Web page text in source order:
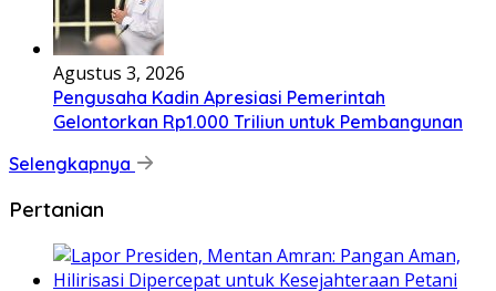
Agustus 3, 2026
Pengusaha Kadin Apresiasi Pemerintah
Gelontorkan Rp1.000 Triliun untuk Pembangunan
Selengkapnya
Pertanian